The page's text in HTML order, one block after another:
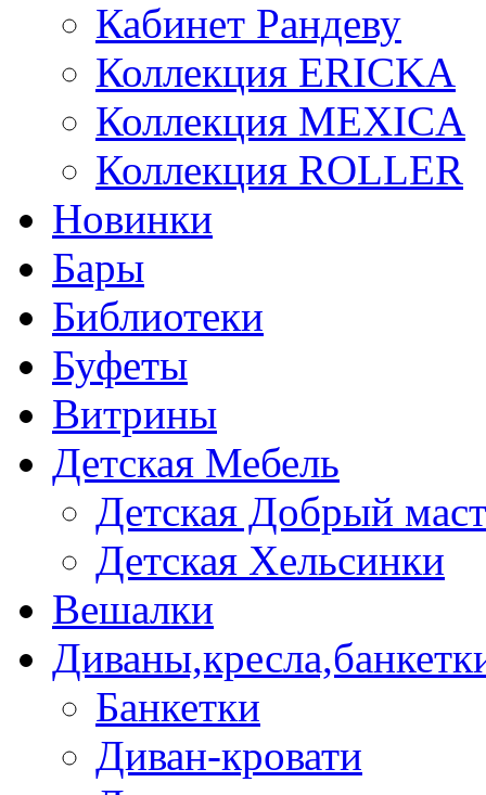
Кабинет Рандеву
Коллекция ERICKA
Коллекция MEXICA
Коллекция ROLLER
Новинки
Бары
Библиотеки
Буфеты
Витрины
Детская Мебель
Детская Добрый
Детская Хельсинки
Вешалки
Банкетки
Диван-кровати